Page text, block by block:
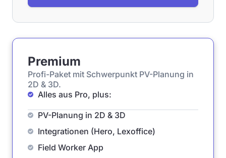
Premium
Profi-Paket mit Schwerpunkt PV-Planung in
2D & 3D.
Alles aus Pro, plus:
PV-Planung in 2D & 3D
Integrationen (Hero, Lexoffice)
Field Worker App